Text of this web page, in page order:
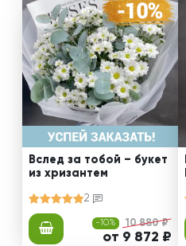
Вслед за тобой – букет
из хризантем
2
-10% 10 880 ₽
от 9 872 ₽